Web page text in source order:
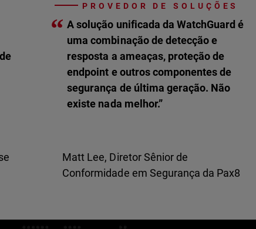
PROVEDOR DE SOLUÇÕES
“ A solução unificada da WatchGuard é
uma combinação de detecção e
resposta a ameaças, proteção de
endpoint e outros componentes de
segurança de última geração. Não
existe nada melhor.”
Matt Lee, Diretor Sênior de
Conformidade em Segurança da Pax8